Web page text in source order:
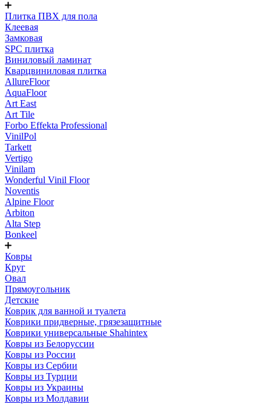
Плитка ПВХ для пола
Клеевая
Замковая
SPC плитка
Виниловый ламинат
Кварцвиниловая плитка
AllureFloor
AquaFloor
Art East
Art Tile
Forbo Effekta Professional
VinilPol
Tarkett
Vertigo
Vinilam
Wonderful Vinil Floor
Noventis
Alpine Floor
Arbiton
Alta Step
Bonkeel
Ковры
Круг
Овал
Прямоугольник
Детские
Коврик для ванной и туалета
Коврики придверные, грязезащитные
Коврики универсальные Shahintex
Ковры из Белоруссии
Ковры из России
Ковры из Сербии
Ковры из Турции
Ковры из Украины
Ковры из Молдавии